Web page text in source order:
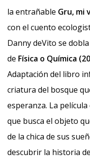
la entrañable Gru, mi
con el cuento
Danny deVito se
de Física o Química
Adaptación del libro
criatura del bosque
esperanza. La
que busca el objeto
de la chica de sus
descubrir la historia